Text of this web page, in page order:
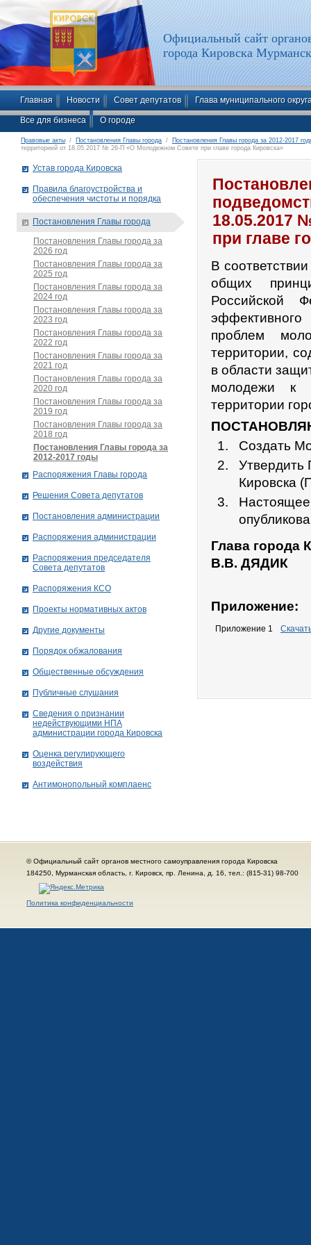
Официальный сайт
города Кировска
Главная Новости Совет депутатов Глава муниципального
Все для бизнеса О городе
Правовые акты / Постановления Главы города / Постановления Главы города за 2012-2017
территорией от 18.05.2017 № 26-П «О Молодежном Совете при главе города Кировска»
18.05.2017
при главе
В
общих
Российской
проблем
территории,
в области
молодежи к
территории
Создать
Утвердить
Кировска
Глава города
В.В. ДЯДИК
Приложение:
Приложение 1
Устав города Кировска
Правила благоустройства и
обеспечения чистоты и порядка
Постановления Главы города
Постановления Главы города за
2026 год
Постановления Главы города за
2025 год
Постановления Главы города за
2024 год
Постановления Главы города за
2023 год
Постановления Главы города за
2022 год
Постановления Главы города за
2021 год
Постановления Главы города за
2020 год
Постановления Главы города за
2019 год
Постановления Главы города за
2018 год
Постановления Главы города за
2012-2017 годы
Распоряжения Главы города
Решения Совета депутатов
Постановления администрации
Распоряжения администрации
Распоряжения председателя
Совета депутатов
Распоряжения КСО
Проекты нормативных актов
Другие документы
Порядок обжалования
Общественные обсуждения
Публичные слушания
Сведения о признании
недействующими НПА
администрации города Кировскa
Оценка регулирующего
воздействия
Антимонопольный комплаенс
© Официальный сайт органов местного самоуправления города Кировска
184250, Мурманская область, г. Кировск, пр. Ленина, д. 16, тел.: (815-31) 98-700
Политика конфиденциальности